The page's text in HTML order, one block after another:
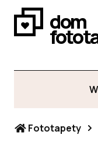
dom
Fototapety